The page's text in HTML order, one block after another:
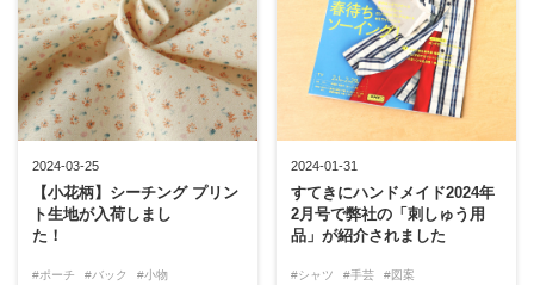
2024-03-25
【小花柄】シーチング プリン
ト生地が入荷しまし
た！
#ポーチ #バック #小物
2024-01-31
すてきにハンドメイド2024年
2月号で弊社の「刺しゅう用
品」が紹介されました
#シャツ #手芸 #図案